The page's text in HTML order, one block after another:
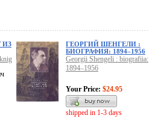
ИЗ
ГЕОРГИЙ ШЕНГЕЛИ :
БИОГРАФИЯ: 1894–1956
Georgii Shengeli : biografiia:
1894–1956
Your Price: $24.95
shipped in 1-3 days